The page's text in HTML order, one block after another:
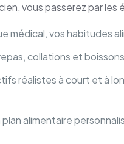
vous passerez par les
médical, vos
collations et
réalistes à court et à
plan alimentaire